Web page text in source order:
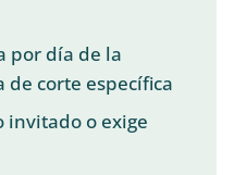
por día de la
de corte específica
invitado o exige